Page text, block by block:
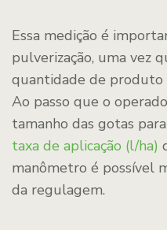
Essa medição é
pulverização, uma vez
quantidade de produto
Ao passo que o
tamanho das gotas
taxa de aplicação (l/ha)
manômetro é possível
da regulagem.